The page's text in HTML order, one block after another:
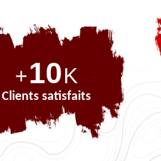
+10K
Clients satisfaits